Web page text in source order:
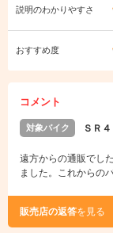
説明のわかりやすさ
おすすめ度
コメント
対象バイク ＳＲ
遠方からの通販でし
ました。これからの
販売店の返答を見る